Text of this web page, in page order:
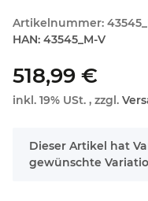
Artikelnummer:
HAN: 43545_M-V
518,99 €
inkl. 19% USt. , zzgl.
x
Dieser Artikel hat
gewünschte